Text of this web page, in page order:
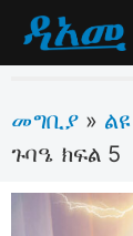
መግቢያ »
ጉባዔ ክፍል 5